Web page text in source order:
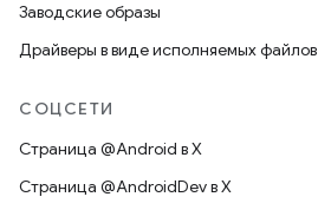
Заводские образы
Драйверы в виде исполняемых файлов
СОЦСЕТИ
Страница @Android в X
Страница @AndroidDev в X